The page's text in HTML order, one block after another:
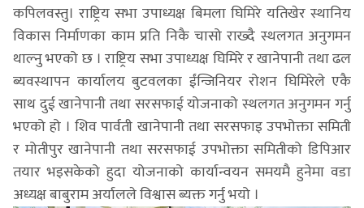
कपिलवस्तु। राष्ट्रिय सभा उपाध्यक्ष बिमला घिमिरे यतिखेर स्थानिय
विकास निर्माणका काम प्रति निकै चासो राख्दै स्थलगत अनुगमन
थाल्नु भएको छ । राष्ट्रिय सभा उपाध्यक्ष घिमिरे र खानेपानी तथा ढल
ब्यवस्थापन कार्यालय बुटवलका ईंन्जिनियर रोशन घिमिरेले एकै
साथ दुई खानेपानी तथा सरसफाई योजनाको स्थलगत अनुगमन गर्नु
भएको हो । शिव पार्वती खानेपानी तथा सरसफाइ उपभोक्ता समिती
र मोतीपुर खानेपानी तथा सरसफाई उपभोक्ता समितीको डिपिआर
तयार भइसकेको हुदा योजनाको कार्यान्वयन समयमै हुनेमा वडा
अध्यक्ष बाबुराम अर्यालले विश्वास ब्यक्त गर्नु भयो ।